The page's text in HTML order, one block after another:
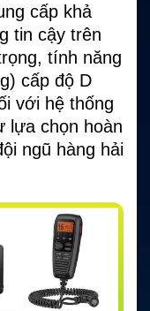
cấp khả
tin cậy trên
tính năng
cấp độ D
với hệ thống
lựa chọn hoàn
ngũ hàng hải